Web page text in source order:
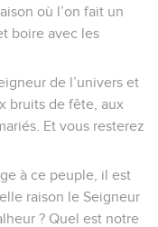
où l’on fait un
boire avec les
de l’univers et
bruits de fête, aux
Et vous resterez
à ce peuple, il est
raison le Seigneur
? Quel est notre